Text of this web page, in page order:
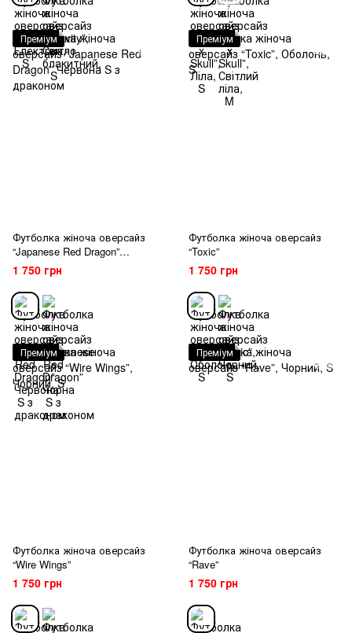
Преміум
Футболка жіноча оверсайз
“Japanese Red Dragon”
Червона S з драконом
1 750 грн
Преміум
Футболка жіноча оверсайз
“Toxic”
1 750 грн
Преміум
Футболка жіноча оверсайз
“Wire Wings”
1 750 грн
Преміум
Футболка жіноча оверсайз
“Rave”
1 750 грн